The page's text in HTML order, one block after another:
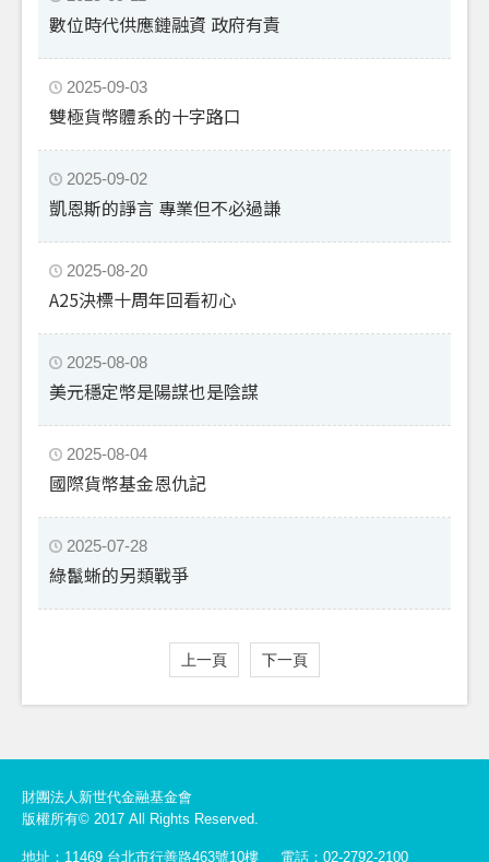
數位時代供應鏈融資 政府有責
2025-09-03
雙極貨幣體系的十字路口
2025-09-02
凱恩斯的諍言 專業但不必過謙
2025-08-20
A25決標十周年回看初心
2025-08-08
美元穩定幣是陽謀也是陰謀
2025-08-04
國際貨幣基金恩仇記
2025-07-28
綠鬣蜥的另類戰爭
上一頁 下一頁
財團法人新世代金融基金會
版權所有© 2017 All Rights Reserved.
地址：11469 台北市行善路463號10樓 電話：02-2792-2100